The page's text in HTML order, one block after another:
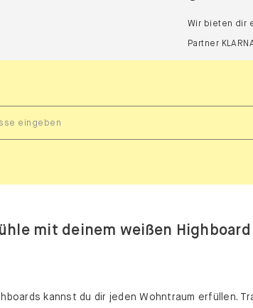
Wir bieten dir
Partner
mit deinem weißen Highboard
kannst du dir jeden Wohntraum erfüllen.